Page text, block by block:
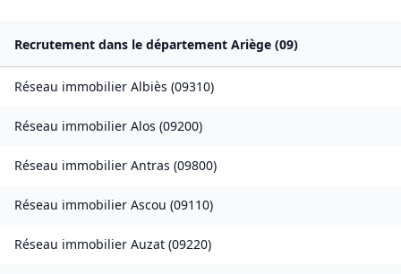
Recrutement dans le département Ariège (09)
Réseau immobilier Albiès (09310)
Réseau immobilier Alos (09200)
Réseau immobilier Antras (09800)
Réseau immobilier Ascou (09110)
Réseau immobilier Auzat (09220)